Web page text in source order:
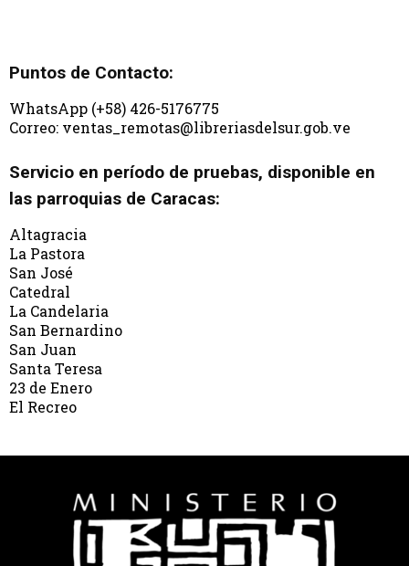
Puntos de Contacto:
WhatsApp (+58) 426-5176775
Correo: ventas_remotas@libreriasdelsur.gob.ve
Servicio en período de pruebas, disponible en
las parroquias de Caracas:
Altagracia
La Pastora
San José
Catedral
La Candelaria
San Bernardino
San Juan
Santa Teresa
23 de Enero
El Recreo